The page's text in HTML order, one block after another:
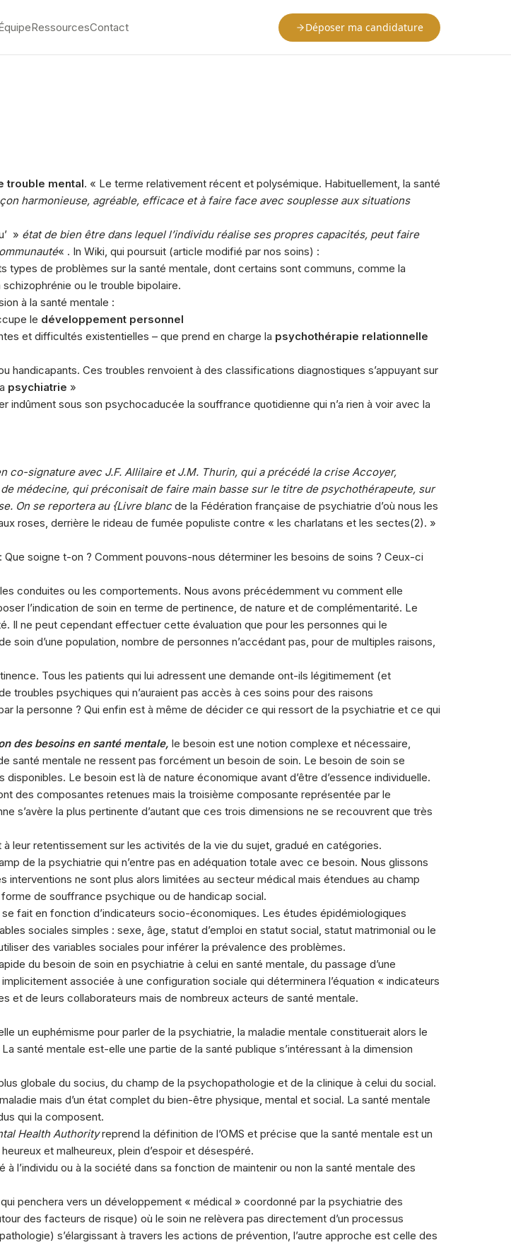
RessourcesContact Déposer ma candidature
trouble mental. « Le terme relativement récent et polysémique. Habituellement, la santé
harmonieuse, agréable, efficace et à faire face avec souplesse aux situations
» état de bien être dans lequel l’individu réalise ses propres capacités, peut faire
« . In Wiki, qui poursuit (article modifié par nos soins) :
types de problèmes sur la santé mentale, dont certains sont communs, comme la
ou le trouble bipolaire.
à la santé mentale :
le développement personnel
et difficultés existentielles – que prend en charge la psychothérapie relationnelle
Ces troubles renvoient à des classifications diagnostiques s’appuyant sur
psychiatrie »
sous son psychocaducée la souffrance quotidienne qui n’a rien à voir avec la
co-signature avec J.F. Allilaire et J.M. Thurin, qui a précédé la crise Accoyer,
médecine, qui préconisait de faire main basse sur le titre de psychothérapeute, sur
On se reportera au {Livre blancde la Fédération française de psychiatrie d’où nous les
roses, derrière le rideau de fumée populiste contre « les charlatans et les sectes(2). »
soigne t-on ? Comment pouvons-nous déterminer les besoins de soins ? Ceux-ci
conduites ou les comportements. Nous avons précédemment vu comment elle
l’indication de soin en terme de pertinence, de nature et de complémentarité. Le
Il ne peut cependant effectuer cette évaluation que pour les personnes qui le
d’une population, nombre de personnes n’accédant pas, pour de multiples raisons,
Tous les patients qui lui adressent une demande ont-ils légitimement (et
troubles psychiques qui n’auraient pas accès à ces soins pour des raisons
la personne ? Qui enfin est à même de décider ce qui ressort de la psychiatrie et ce qui
des besoins en santé mentale, le besoin est une notion complexe et nécessaire,
santé mentale ne ressent pas forcément un besoin de soin. Le besoin de soin se
Le besoin est là de nature économique avant d’être d’essence individuelle.
des composantes retenues mais la troisième composante représentée par le
s’avère la plus pertinente d’autant que ces trois dimensions ne se recouvrent que très
leur retentissement sur les activités de la vie du sujet, gradué en catégories.
de la psychiatrie qui n’entre pas en adéquation totale avec ce besoin. Nous glissons
ne sont plus alors limitées au secteur médical mais étendues au champ
de souffrance psychique ou de handicap social.
fait en fonction d’indicateurs socio-économiques. Les études épidémiologiques
sociales simples : sexe, âge, statut d’emploi en statut social, statut matrimonial ou le
des variables sociales pour inférer la prévalence des problèmes.
du besoin de soin en psychiatrie à celui en santé mentale, du passage d’une
associée à une configuration sociale qui déterminera l’équation « indicateurs
et de leurs collaborateurs mais de nombreux acteurs de santé mentale.
un euphémisme pour parler de la psychiatrie, la maladie mentale constituerait alors le
santé mentale est-elle une partie de la santé publique s’intéressant à la dimension
globale du socius, du champ de la psychopathologie et de la clinique à celui du social.
mais d’un état complet du bien-être physique, mental et social. La santé mentale
qui la composent.
Health Authorityreprend la définition de l’OMS et précise que la santé mentale est un
et malheureux, plein d’espoir et désespéré.
l’individu ou à la société dans sa fonction de maintenir ou non la santé mentale des
penchera vers un développement « médical » coordonné par la psychiatrie des
des facteurs de risque) où le soin ne relèvera pas directement d’un processus
s’élargissant à travers les actions de prévention, l’autre approche est celle des